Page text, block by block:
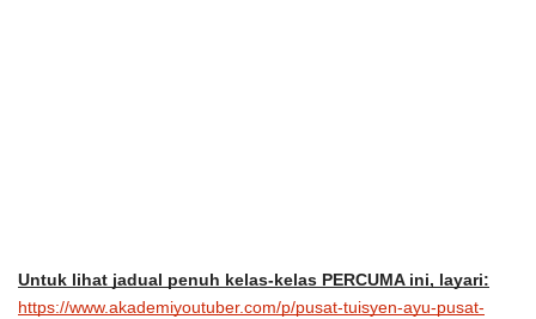
Untuk lihat jadual penuh kelas-kelas PERCUMA ini, layari:
https://www.akademiyoutuber.com/p/pusat-tuisyen-ayu-pusat-